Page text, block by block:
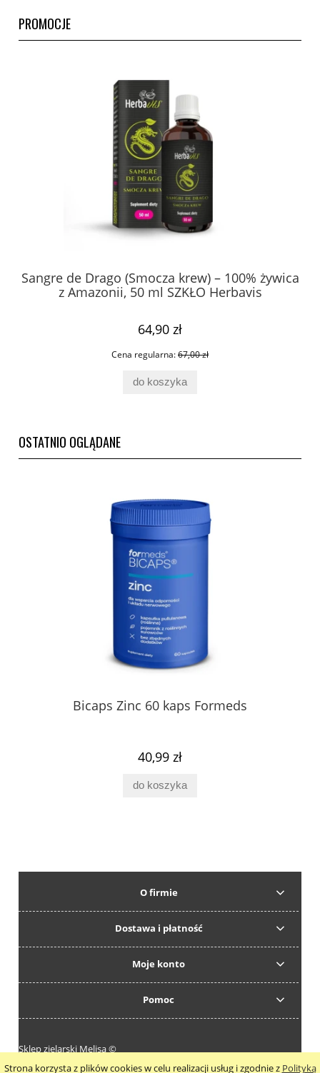
Strona korzysta z plików cookies w celu realizacji usług i zgodnie z Polityką
PROMOCJE
Sangre de Drago (Smocza krew) – 100% żywica
z Amazonii, 50 ml SZKŁO Herbavis
64,90 zł
Cena regularna:67,00 zł
do koszyka
OSTATNIO OGLĄDANE
Bicaps Zinc 60 kaps Formeds
40,99 zł
do koszyka
O firmie
Dostawa i płatność
Moje konto
Pomoc
Sklep zielarski Melisa ©